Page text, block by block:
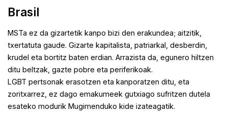
Brasil
MSTa ez da gizartetik kanpo bizi den erakundea; aitzitik,
txertatuta gaude. Gizarte kapitalista, patriarkal, desberdin,
krudel eta bortitz baten erdian. Arrazista da, egunero hiltzen
ditu beltzak, gazte pobre eta periferikoak.
LGBT pertsonak erasotzen eta kanporatzen ditu, eta
zoritxarrez, ez dago emakumeek gutxiago sufritzen dutela
esateko modurik Mugimenduko kide izateagatik.